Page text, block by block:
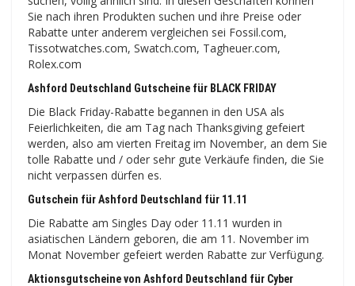
Sie nach ihren Produkten suchen und ihre Preise oder
Rabatte unter anderem vergleichen sei Fossil.com,
Tissotwatches.com, Swatch.com, Tagheuer.com,
Rolex.com
Ashford Deutschland Gutscheine für BLACK FRIDAY
Die Black Friday-Rabatte begannen in den USA als
Feierlichkeiten, die am Tag nach Thanksgiving gefeiert
werden, also am vierten Freitag im November, an dem Sie
tolle Rabatte und / oder sehr gute Verkäufe finden, die Sie
nicht verpassen dürfen es.
Gutschein für Ashford Deutschland für 11.11
Die Rabatte am Singles Day oder 11.11 wurden in
asiatischen Ländern geboren, die am 11. November im
Monat November gefeiert werden Rabatte zur Verfügung.
Aktionsgutscheine von Ashford Deutschland für Cyber ​​